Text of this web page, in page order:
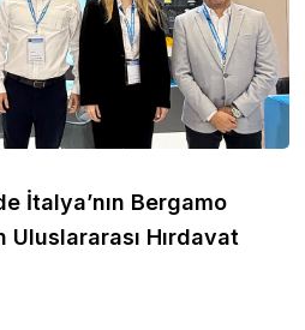
İtalya’nın Bergamo
Hırdavat